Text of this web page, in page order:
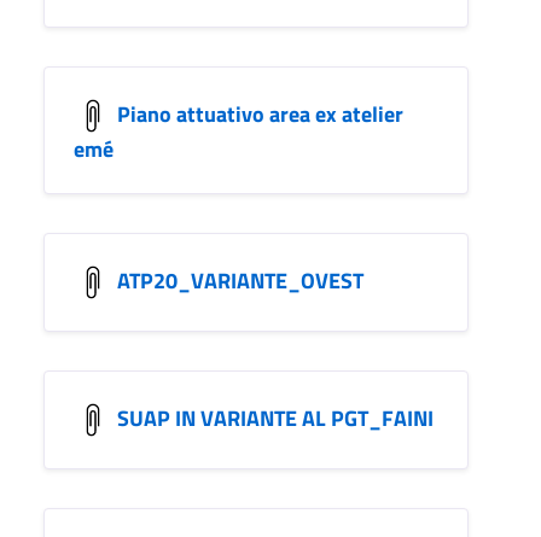
Piano attuativo area ex atelier
emé
ATP20_VARIANTE_OVEST
SUAP IN VARIANTE AL PGT_FAINI